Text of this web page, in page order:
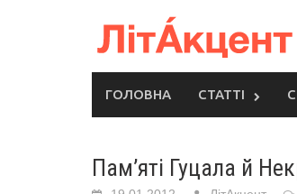
ГОЛОВНА СТАТТІ
Пам’яті Гуцала й